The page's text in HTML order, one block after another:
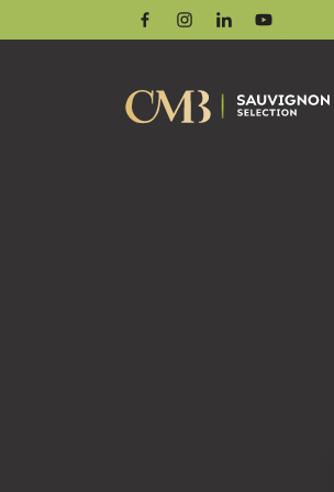
FacebookInstagram
LinkedinYoutube